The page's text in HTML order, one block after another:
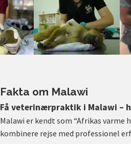
Fakta om Malawi
Få veterinærpraktik i Malawi –
Malawi er kendt som “Afrikas varme
kombinere rejse med professionel